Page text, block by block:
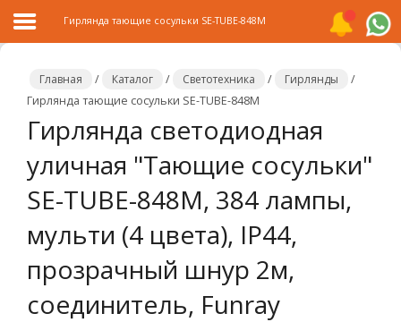
Главная
Каталог
Распродажа
О
Контакты
Гирлянда тающие сосульки SE-TUBE-848M
Главная / Каталог / Светотехника / Гирлянды
/
Гирлянда тающие сосульки SE-TUBE-848M
Гирлянда светодиодная
уличная "Тающие сосульки"
SE-TUBE-848M, 384 лампы,
мульти (4 цвета), IP44,
прозрачный шнур 2м,
соединитель, Funray